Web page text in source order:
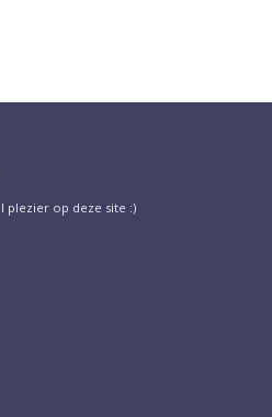
plezier op deze site :)